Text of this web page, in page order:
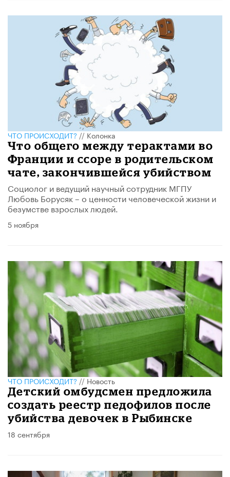
ЧТО ПРОИСХОДИТ?//Колонка
Что общего между терактами во
Франции и ссоре в родительском
чате, закончившейся убийством
Социолог и ведущий научный сотрудник МГПУ
Любовь Борусяк – о ценности человеческой жизни и
безумстве взрослых людей.
5 ноября
ЧТО ПРОИСХОДИТ?//Новость
Детский омбудсмен предложила
создать реестр педофилов после
убийства девочек в Рыбинске
18 сентября